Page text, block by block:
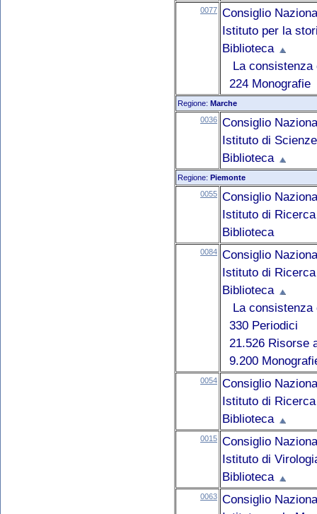
0077 Consiglio
Istituto per la
Biblioteca
La
224 Monografie
Regione: Marche
0036 Consiglio
Istituto di
Biblioteca
Regione: Piemonte
0055 Consiglio
Istituto di
Biblioteca
0084 Consiglio
Istituto di
Biblioteca
La
330 Periodici
21.526 Risorse
9.200
0054 Consiglio
Istituto di
Biblioteca
0015 Consiglio
Istituto di
Biblioteca
0063 Consiglio